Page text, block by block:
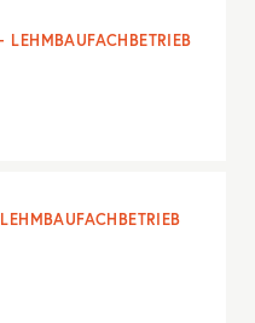
LEHMBAUFACHBETRIEB
LEHMBAUFACHBETRIEB